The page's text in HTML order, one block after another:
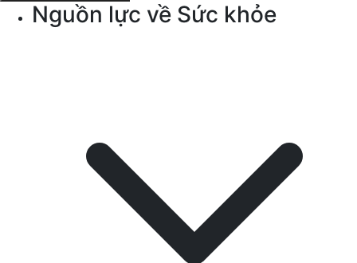
Nguồn lực về Sức khỏe